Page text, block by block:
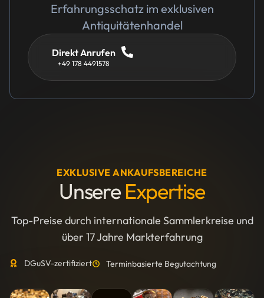
Erfahrungsschatz im exklusiven
Antiquitätenhandel
Direkt Anrufen
+49 178 4491578
EXKLUSIVE ANKAUFSBEREICHE
UnsereExpertise
Top-Preise durch internationale Sammlerkreise und
über 17 Jahre Markterfahrung
DGuSV-zertifiziert Terminbasierte Begutachtung